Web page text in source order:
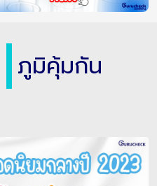
ภูมิคุ้มกัน